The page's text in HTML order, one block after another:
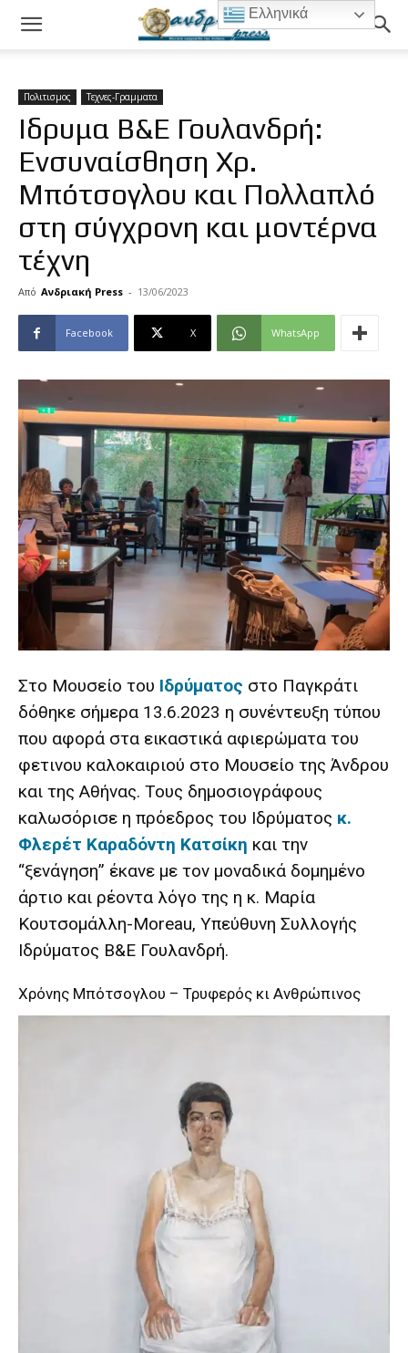
Πολιτισμος Τεχνες-Γραμματα
Ιδρυμα Β&Ε Γουλανδρή:
Ενσυναίσθηση Χρ.
Μπότσογλου και Πολλαπλό
στη σύγχρονη και μοντέρνα
τέχνη
Από Ανδριακή Press - 13/06/2023
Facebook X WhatsApp
Στο Μουσείο του Ιδρύματος στο Παγκράτι
δόθηκε σήμερα 13.6.2023 η συνέντευξη τύπου
που αφορά στα εικαστικά αφιερώματα του
φετινου καλοκαιριού στο Μουσείο της Άνδρου
και της Αθήνας. Τους δημοσιογράφους
καλωσόρισε η πρόεδρος του Ιδρύματος κ.
Φλερέτ Καραδόντη Κατσίκη και την
“ξενάγηση” έκανε με τον μοναδικά δομημένο
άρτιο και ρέοντα λόγο της η κ. Μαρία
Κουτσομάλλη-Moreau, Υπεύθυνη Συλλογής
Ιδρύματος Β&Ε Γουλανδρή.
Χρόνης Μπότσογλου – Τρυφερός κι Ανθρώπινος
Ελληνικά